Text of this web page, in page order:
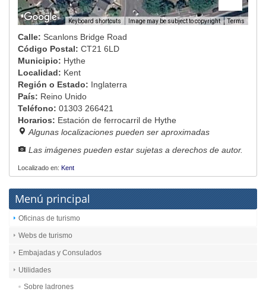
Keyboard shortcuts Image may be subject to copyright Terms
Calle: Scanlons Bridge Road
Código Postal: CT21 6LD
Municipio: Hythe
Localidad: Kent
Región o Estado: Inglaterra
País: Reino Unido
Teléfono: 01303 266421
Horarios: Estación de ferrocarril de Hythe
Algunas localizaciones pueden ser aproximadas
Las imágenes pueden estar sujetas a derechos de autor.
Localizado en: Kent
Menú principal
Oficinas de turismo
Webs de turismo
Embajadas y Consulados
Utilidades
Sobre ladrones